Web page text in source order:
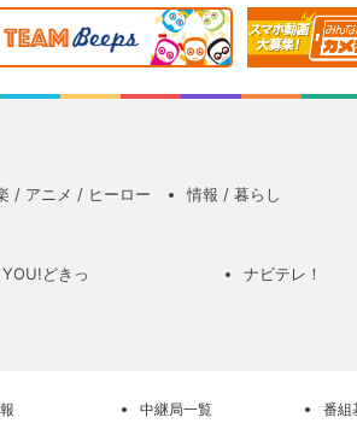
/ アニメ / ヒーロー 情報 / 暮らし
YOU!どきっ
ナビテレ！
中継局一覧 番組